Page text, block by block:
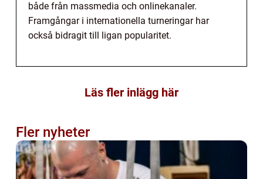
både från massmedia och onlinekanaler.
Framgångar i internationella turneringar har
också bidragit till ligan popularitet.
Läs fler inlägg här
Fler nyheter